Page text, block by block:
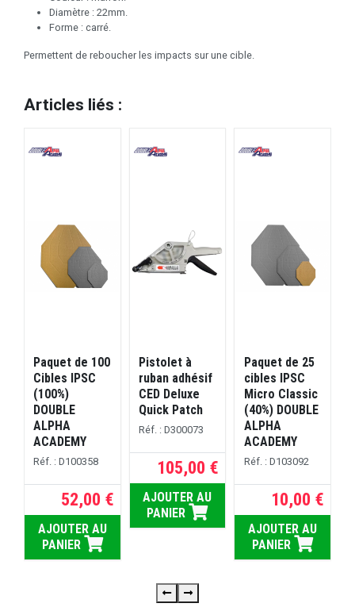
Diamètre : 22mm.
Forme : carré.
Permettent de reboucher les impacts sur une cible.
Articles liés :
Paquet de 100
Cibles IPSC
(100%)
DOUBLE
ALPHA
ACADEMY
Réf. : D100358
52,00 €
AJOUTER AU
PANIER
Pistolet à
ruban adhésif
CED Deluxe
Quick Patch
Réf. : D300073
105,00 €
AJOUTER AU
PANIER
Paquet de 25
cibles IPSC
Micro Classic
(40%) DOUBLE
ALPHA
ACADEMY
Réf. : D103092
10,00 €
AJOUTER AU
PANIER